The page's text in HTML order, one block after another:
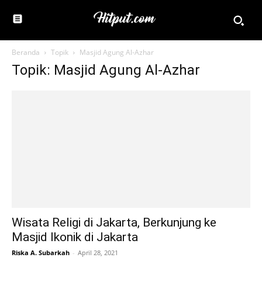
Beranda Topik Masjid Agung Al-Azhar
Topik: Masjid Agung Al-Azhar
Wisata Religi di Jakarta, Berkunjung ke
Masjid Ikonik di Jakarta
Riska A. Subarkah - April 28, 2021